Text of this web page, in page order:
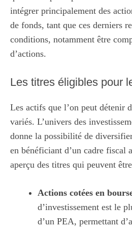
intégrer principalement des
de fonds, tant que ces derniers
conditions, notamment être
d’actions.
Les titres éligibles pour
Les actifs que l’on peut détenir
variés. L’univers des
donne la possibilité de
en bénéficiant d’un cadre fiscal
aperçu des titres qui peuvent
Actions cotées en
d’investissement est le
d’un PEA, permettant